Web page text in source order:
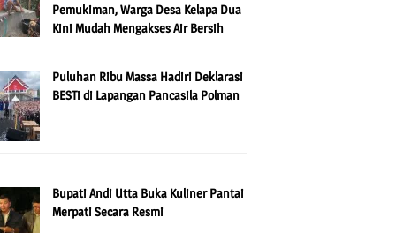
Pemukiman, Warga Desa Kelapa Dua
Kini Mudah Mengakses Air Bersih
Puluhan Ribu Massa Hadiri Deklarasi
BESTi di Lapangan Pancasila Polman
Bupati Andi Utta Buka Kuliner Pantai
Merpati Secara Resmi